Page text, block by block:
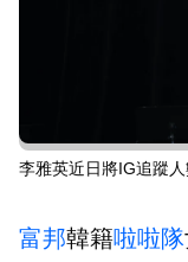
李雅英近日將IG追蹤
富邦韓籍啦啦隊